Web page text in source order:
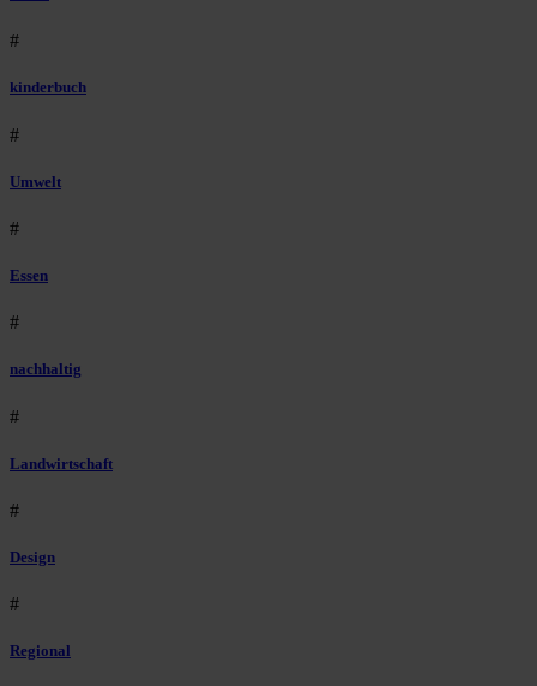
#
kinderbuch
#
Umwelt
#
Essen
#
nachhaltig
#
Landwirtschaft
#
Design
#
Regional